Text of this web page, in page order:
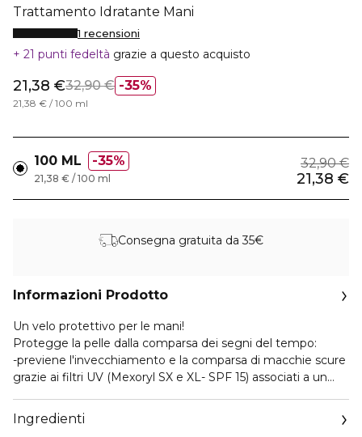
Trattamento Idratante Mani
1 recensioni
21 punti fedeltà grazie a questo acquisto
35%
21,38 €32,90 €
21,38 € / 100 ml
100 ML 35% 32,90 €
21,38 €
21,38 € / 100 ml
Consegna gratuita da 35€
Informazioni Prodotto
Un velo protettivo per le mani!
Protegge la pelle dalla comparsa dei segni del tempo:
-previene l'invecchiamento e la comparsa di macchie scure
grazie ai filtri UV (Mexoryl SX e XL- SPF 15) associati a un
-attenua e rende meno visibili le macchie scure (vitamina C)
-nutre intensamente le mani con agenti idratanti
Ingredienti